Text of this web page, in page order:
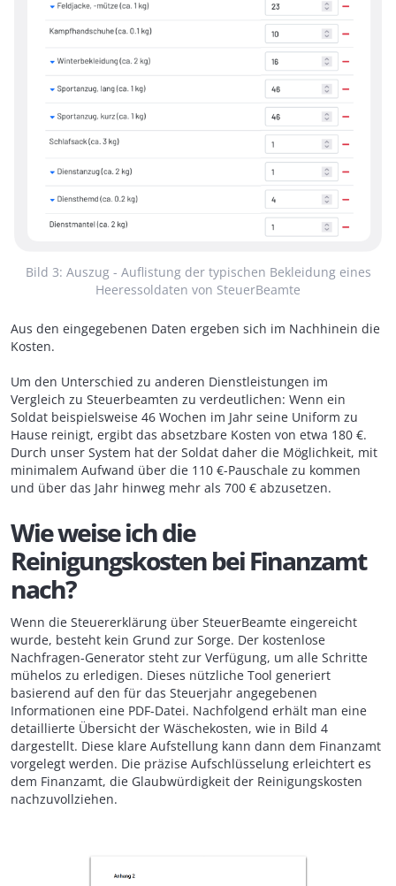
Bild 3: Auszug - Auflistung der typischen Bekleidung eines
Heeressoldaten von SteuerBeamte
Aus den eingegebenen Daten ergeben sich im Nachhinein die
Kosten.
Um den Unterschied zu anderen Dienstleistungen im
Vergleich zu Steuerbeamten zu verdeutlichen: Wenn ein
Soldat beispielsweise 46 Wochen im Jahr seine Uniform zu
Hause reinigt, ergibt das absetzbare Kosten von etwa 180 €.
Durch unser System hat der Soldat daher die Möglichkeit, mit
minimalem Aufwand über die 110 €-Pauschale zu kommen
und über das Jahr hinweg mehr als 700 € abzusetzen.
Wie weise ich die
Reinigungskosten bei Finanzamt
nach?
Wenn die Steuererklärung über SteuerBeamte eingereicht
wurde, besteht kein Grund zur Sorge. Der kostenlose
Nachfragen-Generator steht zur Verfügung, um alle Schritte
mühelos zu erledigen. Dieses nützliche Tool generiert
basierend auf den für das Steuerjahr angegebenen
Informationen eine PDF-Datei. Nachfolgend erhält man eine
detaillierte Übersicht der Wäschekosten, wie in Bild 4
dargestellt. Diese klare Aufstellung kann dann dem Finanzamt
vorgelegt werden. Die präzise Aufschlüsselung erleichtert es
dem Finanzamt, die Glaubwürdigkeit der Reinigungskosten
nachzuvollziehen.